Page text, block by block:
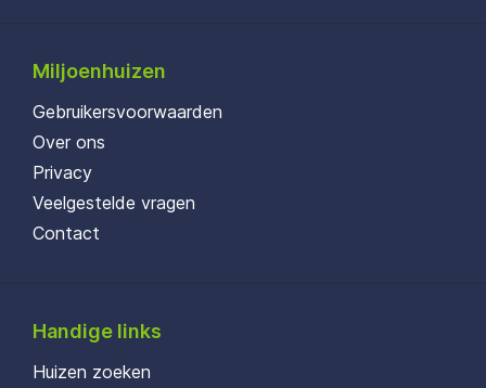
Miljoenhuizen
Gebruikersvoorwaarden
Over ons
Privacy
Veelgestelde vragen
Contact
Handige links
Huizen zoeken